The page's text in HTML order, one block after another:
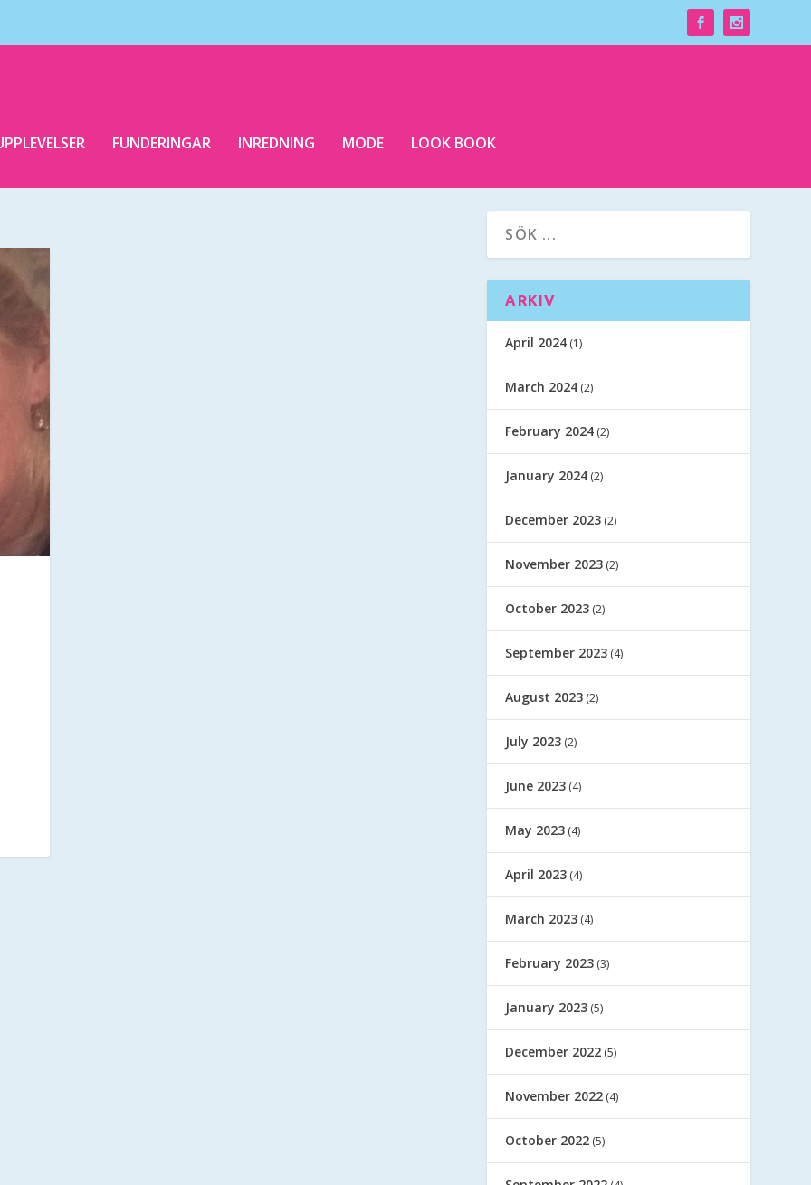
FUNDERINGAR INREDNING MODE LOOK BOOK
ARKIV
April 2024 (1)
March 2024 (2)
February 2024 (2)
January 2024 (2)
December 2023 (2)
November 2023 (2)
October 2023 (2)
September 2023 (4)
August 2023 (2)
July 2023 (2)
June 2023 (4)
May 2023 (4)
April 2023 (4)
March 2023 (4)
February 2023 (3)
January 2023 (5)
December 2022 (5)
November 2022 (4)
October 2022 (5)